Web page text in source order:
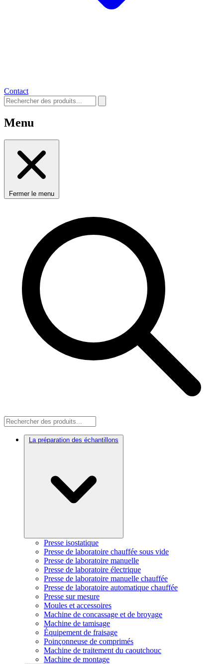
Contact
Menu
Fermer le menu
La préparation des échantillons
Presse isostatique
Presse de laboratoire chauffée sous vide
Presse de laboratoire manuelle
Presse de laboratoire électrique
Presse de laboratoire manuelle chauffée
Presse de laboratoire automatique chauffée
Presse sur mesure
Moules et accessoires
Machine de concassage et de broyage
Machine de tamisage
Équipement de fraisage
Poinçonneuse de comprimés
Machine de traitement du caoutchouc
Machine de montage